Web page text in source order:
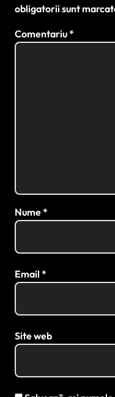
obligatorii sunt
Comentariu*
Nume*
Email *
Site web